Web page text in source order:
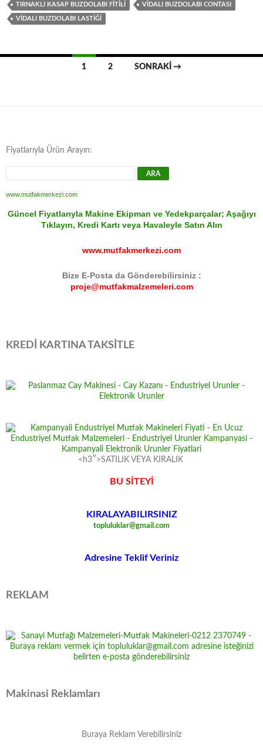
TIRNAKLI KASAP BUZDOLABI FITILI VIDALI BUZDOLABI CONTASI
VIDALI BUZDOLABI LASTIĞI
1 2 SONRAKI →
Fiyatlarıyla Ürün Arayın:
www.mutfakmerkezi.com
Güncel Fiyatlarıyla Makine Ekipman ve Yedekparçalar; Aşağıyı
Tıklayın, Kredi Kartı veya Havaleyle Satın Alın
www.mutfakmerkezi.com
Bize E-Posta da Gönderebilirsiniz :
proje@mutfakmalzemeleri.com
KREDİ KARTINA TAKSİTLE
<h3″>SATILIK VEYA KIRALIK
BU SİTEYİ
KIRALAYABILIRSINIZ
topluluklar@gmail.com
Adresine Teklif Veriniz
REKLAM
Makinasi Reklamları
Buraya Reklam Verebilirsiniz